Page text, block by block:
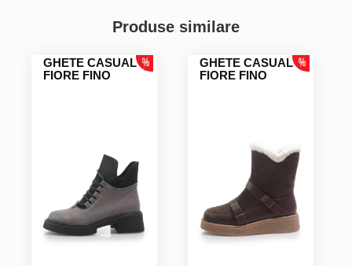
Produse similare
GHETE CASUAL
FIORE FINO
GHETE CASUAL
FIORE FINO